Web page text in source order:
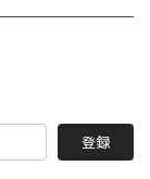
登録